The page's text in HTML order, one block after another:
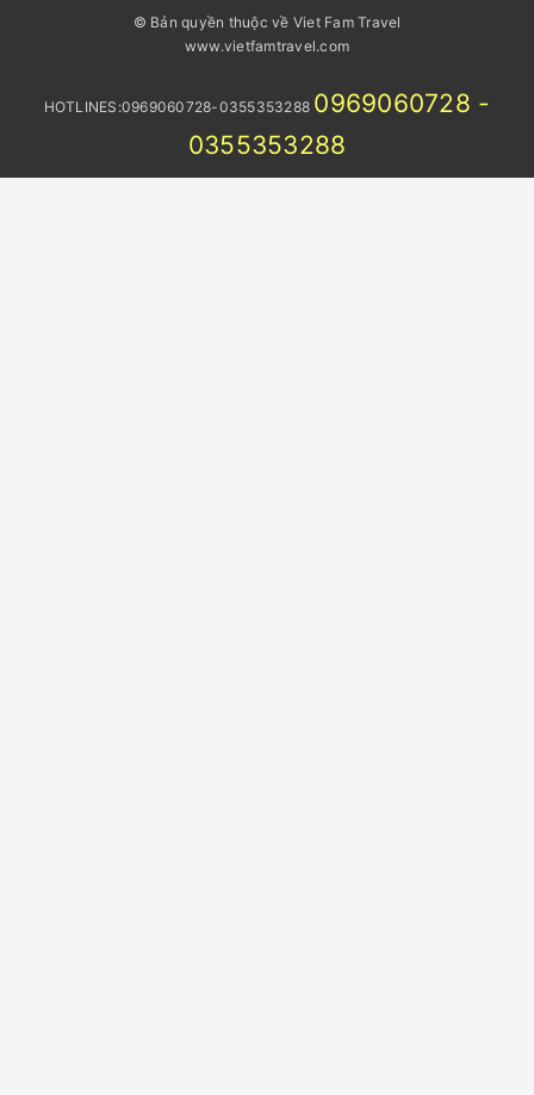
© Bản quyền thuộc về Viet Fam Travel
www.vietfamtravel.com
HOTLINES:0969060728-0355353288 0969060728 -
0355353288